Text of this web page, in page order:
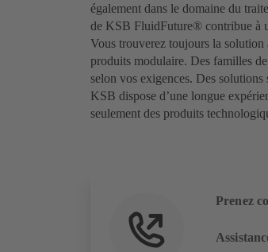
également dans le domaine du
de KSB FluidFuture® contribue à
Vous trouverez toujours la solution
produits modulaire. Des familles
selon vos exigences. Des solutions
KSB dispose d’une longue
seulement des produits
Prenez